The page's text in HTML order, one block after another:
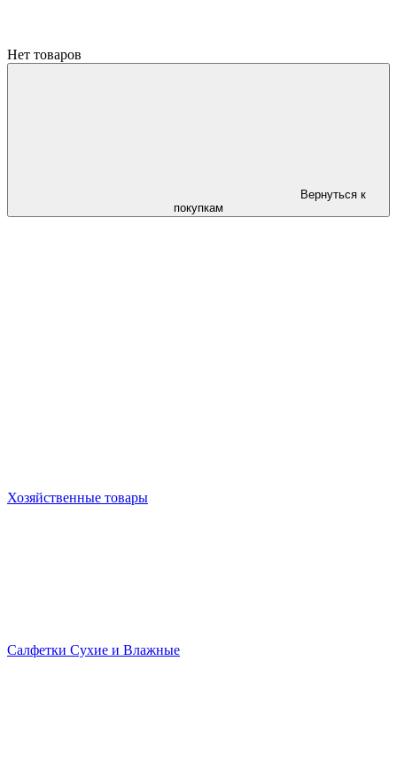
Нет товаров
Вернуться к
покупкам
Хозяйственные товары
Салфетки Сухие и Влажные